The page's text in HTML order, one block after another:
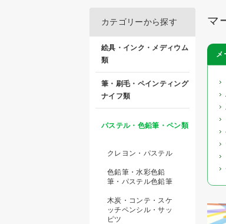
マ
メ
カテゴリーから探す
絵具・インク・メディウム
類
筆・刷毛・ペインティング
ナイフ類
パステル・色鉛筆・ペン類
クレヨン・パステル
色鉛筆・水彩色鉛
筆・パステル色鉛筆
木炭・コンテ・スケ
ッチペンシル・サッ
ピツ